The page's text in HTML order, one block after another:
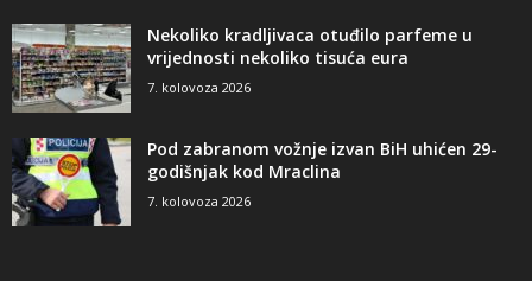
Nekoliko kradljivaca otuđilo parfeme u
vrijednosti nekoliko tisuća eura
7. kolovoza 2026
Pod zabranom vožnje izvan BiH uhićen 29-
godišnjak kod Mraclina
7. kolovoza 2026